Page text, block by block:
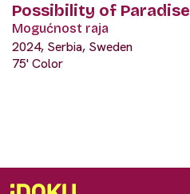
Possibility of Paradise
Mogućnost raja
2024, Serbia, Sweden
75' Color